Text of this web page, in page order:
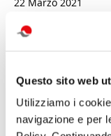
Questo sito web
Utilizziamo i
navigazione e per
attività